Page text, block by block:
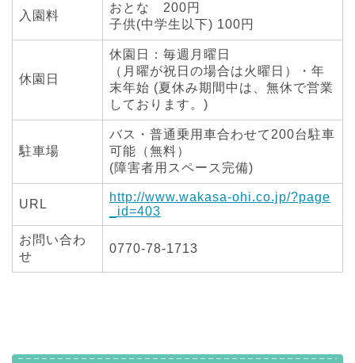
入園料
おとな 200円
子供(中学生以下) 100円
休園日
休園日：毎週月曜日
（月曜が祝日の場合は火曜日）・年
末年始 (夏休み期間中は、無休で営業
しております。)
駐車場
バス・普通乗用車合わせて200台駐車
可能（無料）
(障害者用スペース完備)
URL
http://www.wakasa-ohi.co.jp/?page
_id=403
お問い合わ
せ
0770-78-1713